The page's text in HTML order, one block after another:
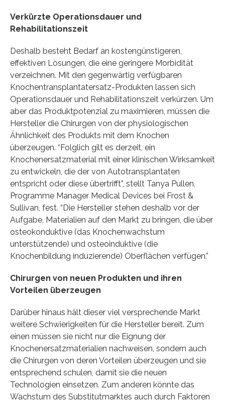
Verkürzte Operationsdauer und
Rehabilitationszeit
Deshalb besteht Bedarf an kostengünstigeren,
effektiven Lösungen, die eine geringere Morbidität
verzeichnen. Mit den gegenwärtig verfügbaren
Knochentransplantatersatz-Produkten lassen sich
Operationsdauer und Rehabilitationszeit verkürzen. Um
aber das Produktpotenzial zu maximieren, müssen die
Hersteller die Chirurgen von der physiologischen
Ähnlichkeit des Produkts mit dem Knochen
überzeugen. “Folglich gilt es derzeit, ein
Knochenersatzmaterial mit einer klinischen Wirksamkeit
zu entwickeln, die der von Autotransplantaten
entspricht oder diese übertrifft”, stellt Tanya Pullen,
Programme Manager Medical Devices bei Frost &
Sullivan, fest. “Die Hersteller stehen deshalb vor der
Aufgabe, Materialien auf den Markt zu bringen, die über
osteokonduktive (das Knochenwachstum
unterstützende) und osteoinduktive (die
Knochenbildung induzierende) Oberflächen verfügen.”
Chirurgen von neuen Produkten und ihren
Vorteilen überzeugen
Darüber hinaus hält dieser viel versprechende Markt
weitere Schwierigkeiten für die Hersteller bereit. Zum
einen müssen sie nicht nur die Eignung der
Knochenersatzmaterialien nachweisen, sondern auch
die Chirurgen von deren Vorteilen überzeugen und sie
entsprechend schulen, damit sie die neuen
Technologien einsetzen. Zum anderen könnte das
Wachstum des Substitutmarktes auch durch Faktoren